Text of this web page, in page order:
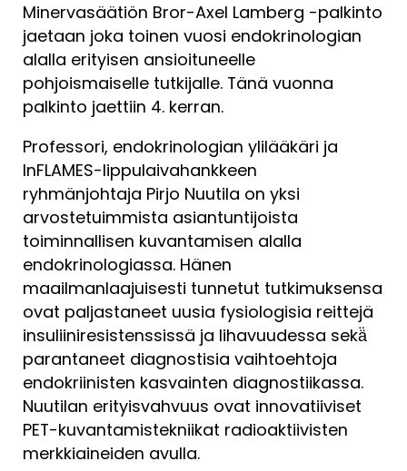
Minervasäätiön Bror-Axel Lamberg -palkinto
jaetaan joka toinen vuosi endokrinologian
alalla erityisen ansioituneelle
pohjoismaiselle tutkijalle. Tänä vuonna
palkinto jaettiin 4. kerran.
Professori, endokrinologian ylilääkäri ja
InFLAMES-lippulaivahankkeen
ryhmänjohtaja Pirjo Nuutila on yksi
arvostetuimmista asiantuntijoista
toiminnallisen kuvantamisen alalla
endokrinologiassa. Hänen
maailmanlaajuisesti tunnetut tutkimuksensa
ovat paljastaneet uusia fysiologisia reittejä
insuliiniresistenssissä ja lihavuudessa sekä̈
parantaneet diagnostisia vaihtoehtoja
endokriinisten kasvainten diagnostiikassa.
Nuutilan erityisvahvuus ovat innovatiiviset
PET-kuvantamistekniikat radioaktiivisten
merkkiaineiden avulla.